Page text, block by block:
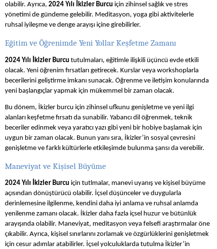
olabilir. Ayrıca, 2024 Yılı İkizler Burcu için zihinsel sağlık ve stres
yönetimi de gündeme gelebilir. Meditasyon, yoga gibi aktivitelerle
ruhsal iyileşme ve denge arayışı içine girebilirler.
Eğitim ve Öğrenimde Yeni Yollar Keşfetme Zamanı
2024 Yılı İkizler Burcu tutulmaları, eğitimle ilişkili üçüncü evde etkili
olacak. Yeni öğrenim fırsatları getirecek. Kurslar veya workshoplarla
becerilerini geliştirme imkanı sunacak. Öğrenme ve iletişim konularında
yeni başlangıçlar yapmak için mükemmel bir zaman olacak.
Bu dönem, İkizler burcu için zihinsel ufkunu genişletme ve yeni ilgi
alanları keşfetme fırsatı da sunabilir. Yabancı dil öğrenmek, teknik
beceriler edinmek veya yaratıcı yazı gibi yeni bir hobiye başlamak için
uygun bir zaman olacak. Bunun yanı sıra, İkizler’in sosyal çevresini
genişletme ve farklı kültürlerle etkileşimde bulunma şansı da verebilir.
Maneviyat ve Kişisel Büyüme
2024 Yılı İkizler Burcu için tutlmalar, manevi uyanış ve kişisel büyüme
açısından dönüştürücü olabilir. İçsel düşünceler ve duygularla
derinlemesine ilgilenme, kendini daha iyi anlama ve ruhsal anlamda
yenilenme zamanı olacak. İkizler daha fazla içsel huzur ve bütünlük
arayışında olabilir. Maneviyat, meditasyon veya felsefi araştırmalar öne
çıkabilir. Ayrıca, kişisel sınırlarını zorlamak ve özgürlüklerini genişletmek
için cesur adımlar atabilirler. İçsel yolculuklarda tutulma İkizler’in